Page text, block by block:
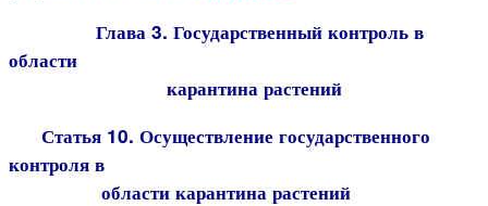
Глава 3. Государственный контроль в
области
карантина растений
Статья 10. Осуществление государственного
контроля в
области карантина растений